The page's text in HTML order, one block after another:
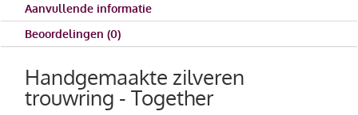
Aanvullende informatie
Beoordelingen (0)
Handgemaakte zilveren
trouwring - Together